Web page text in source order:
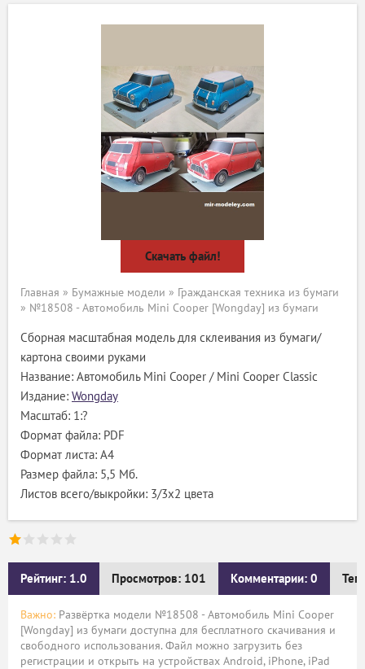
Скачать файл!
Главная » Бумажные модели » Гражданская техника из бумаги
» №18508 - Автомобиль Mini Cooper [Wongday] из бумаги
Сборная масштабная модель для склеивания из бумаги/
картона своими руками
Название: Автомобиль Mini Cooper / Mini Cooper Classic
Издание: Wongday
Масштаб: 1:?
Формат файла: PDF
Формат листа: А4
Размер файла: 5,5 Мб.
Листов всего/выкройки: 3/3х2 цвета
Рейтинг: 1.0 Просмотров: 101 Комментарии: 0
Важно: Развёртка модели №18508 - Автомобиль Mini Cooper
[Wongday] из бумаги доступна для бесплатного скачивания и
свободного использования. Файл можно загрузить без
регистрации и открыть на устройствах Android, iPhone, iPad